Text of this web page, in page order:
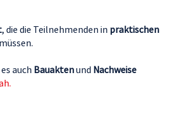
, die die Teilnehmenden in praktischen
auch Bauaktenund Nachweise